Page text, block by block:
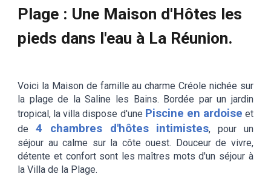
Plage : Une Maison d'Hôtes les
pieds dans l'eau à La Réunion.
Voici la Maison de famille au charme Créole nichée sur
la plage de la Saline les Bains. Bordée par un jardin
tropical, la villa dispose d'une Piscine en ardoise et
de4 chambres d'hôtes intimistes, pour un
séjour au calme sur la côte ouest. Douceur de vivre,
détente et confort sont les maîtres mots d'un séjour à
la Villa de la Plage.